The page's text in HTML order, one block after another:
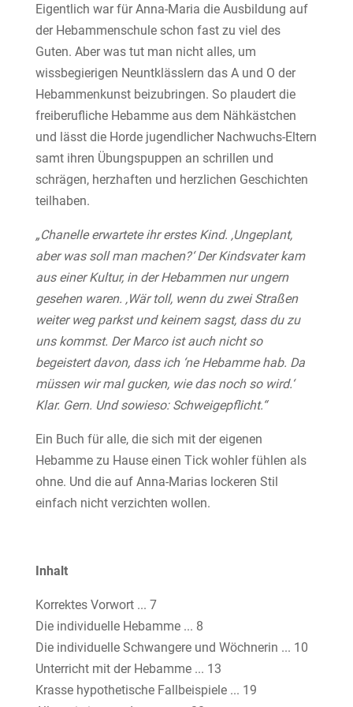
Eigentlich war für Anna-Maria die Ausbildung auf
der Hebammenschule schon fast zu viel des
Guten. Aber was tut man nicht alles, um
wissbegierigen Neuntklässlern das A und O der
Hebammenkunst beizubringen. So plaudert die
freiberufliche Hebamme aus dem Nähkästchen
und lässt die Horde jugendlicher Nachwuchs-Eltern
samt ihren Übungspuppen an schrillen und
schrägen, herzhaften und herzlichen Geschichten
teilhaben.
„Chanelle erwartete ihr erstes Kind. ‚Ungeplant,
aber was soll man machen?‘ Der Kindsvater kam
aus einer Kultur, in der Hebammen nur ungern
gesehen waren. ‚Wär toll, wenn du zwei Straßen
weiter weg parkst und keinem sagst, dass du zu
uns kommst. Der Marco ist auch nicht so
begeistert davon, dass ich ‘ne Hebamme hab. Da
müssen wir mal gucken, wie das noch so wird.‘
Klar. Gern. Und sowieso: Schweigepflicht.“
Ein Buch für alle, die sich mit der eigenen
Hebamme zu Hause einen Tick wohler fühlen als
ohne. Und die auf Anna-Marias lockeren Stil
einfach nicht verzichten wollen.
Inhalt
Korrektes Vorwort ... 7
Die individuelle Hebamme ... 8
Die individuelle Schwangere und Wöchnerin ... 10
Unterricht mit der Hebamme ... 13
Krasse hypothetische Fallbeispiele ... 19